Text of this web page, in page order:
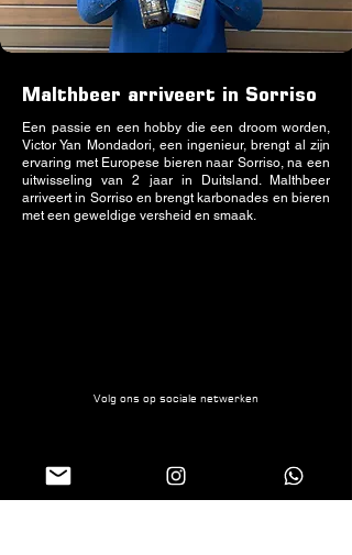
Malthbeer arriveert in Sorriso
Een passie en een hobby die een droom worden,
Victor Yan Mondadori, een ingenieur, brengt al zijn
ervaring met Europese bieren naar Sorriso, na een
uitwisseling van 2 jaar in Duitsland. Malthbeer
arriveert in Sorriso en brengt karbonades en bieren
met een geweldige versheid en smaak.
Volg ons op sociale netwerken